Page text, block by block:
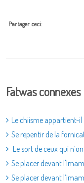
Partager ceci:
Fatwas connexes
Le chiisme appartient-il
Se repentir de la
Le sort de ceux qui
Se placer devant l'Imam
Se placer devant l’imam